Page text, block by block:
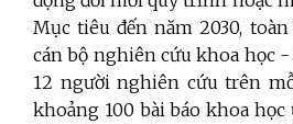
Mục tiêu đến năm 2030,
cán bộ nghiên cứu khoa học
12 người nghiên cứu trên
khoảng 100 bài báo khoa